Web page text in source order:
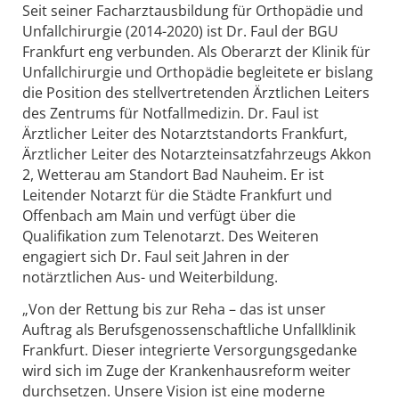
Seit seiner Facharztausbildung für Orthopädie und
Unfallchirurgie (2014-2020) ist Dr. Faul der BGU
Frankfurt eng verbunden. Als Oberarzt der Klinik für
Unfallchirurgie und Orthopädie begleitete er bislang
die Position des stellvertretenden Ärztlichen Leiters
des Zentrums für Notfallmedizin. Dr. Faul ist
Ärztlicher Leiter des Notarztstandorts Frankfurt,
Ärztlicher Leiter des Notarzteinsatzfahrzeugs Akkon
2, Wetterau am Standort Bad Nauheim. Er ist
Leitender Notarzt für die Städte Frankfurt und
Offenbach am Main und verfügt über die
Qualifikation zum Telenotarzt. Des Weiteren
engagiert sich Dr. Faul seit Jahren in der
notärztlichen Aus- und Weiterbildung.
„Von der Rettung bis zur Reha – das ist unser
Auftrag als Berufsgenossenschaftliche Unfallklinik
Frankfurt. Dieser integrierte Versorgungsgedanke
wird sich im Zuge der Krankenhausreform weiter
durchsetzen. Unsere Vision ist eine moderne